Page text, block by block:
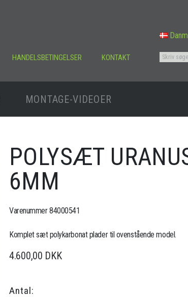
HANDELSBETINGELSER KONTAKT
MONTAGE-VIDEOER
POLYSÆT
6MM
Varenummer 84000541
Komplet sæt polykarbonat plader til ovenstående model.
4.600,00 DKK
Antal: